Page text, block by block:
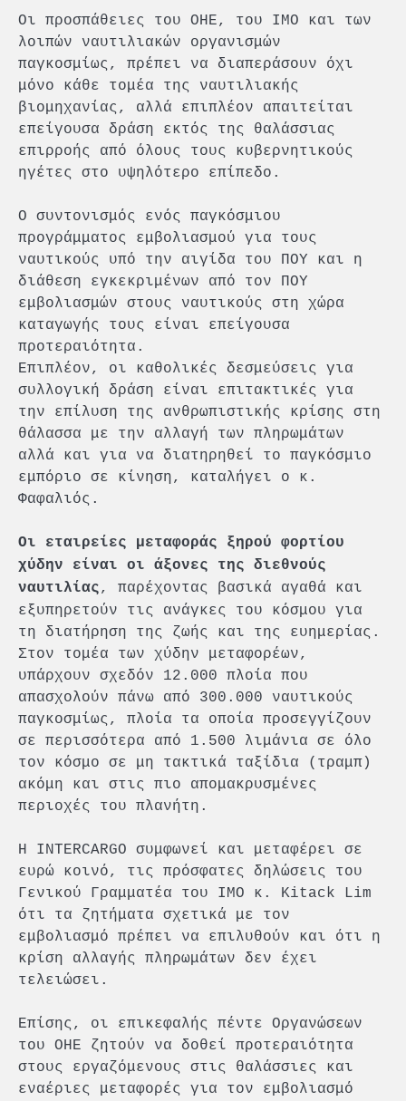
Οι προσπάθειες του ΟΗΕ, του ΙΜΟ και των
λοιπών ναυτιλιακών οργανισμών
παγκοσμίως, πρέπει να διαπεράσουν όχι
μόνο κάθε τομέα της ναυτιλιακής
βιομηχανίας, αλλά επιπλέον απαιτείται
επείγουσα δράση εκτός της θαλάσσιας
επιρροής από όλους τους κυβερνητικούς
ηγέτες στο υψηλότερο επίπεδο.
Ο συντονισμός ενός παγκόσμιου
προγράμματος εμβολιασμού για τους
ναυτικούς υπό την αιγίδα του ΠΟΥ και η
διάθεση εγκεκριμένων από τον ΠΟΥ
εμβολιασμών στους ναυτικούς στη χώρα
καταγωγής τους είναι επείγουσα
προτεραιότητα.
Επιπλέον, οι καθολικές δεσμεύσεις για
συλλογική δράση είναι επιτακτικές για
την επίλυση της ανθρωπιστικής κρίσης στη
θάλασσα με την αλλαγή των πληρωμάτων
αλλά και για να διατηρηθεί το παγκόσμιο
εμπόριο σε κίνηση, καταλήγει ο κ.
Φαφαλιός.
Οι εταιρείες μεταφοράς ξηρού φορτίου
χύδην είναι οι άξονες της διεθνούς
ναυτιλίας, παρέχοντας βασικά αγαθά και
εξυπηρετούν τις ανάγκες του κόσμου για
τη διατήρηση της ζωής και της ευημερίας.
Στον τομέα των χύδην μεταφορέων,
υπάρχουν σχεδόν 12.000 πλοία που
απασχολούν πάνω από 300.000 ναυτικούς
παγκοσμίως, πλοία τα οποία προσεγγίζουν
σε περισσότερα από 1.500 λιμάνια σε όλο
τον κόσμο σε μη τακτικά ταξίδια (τραμπ)
ακόμη και στις πιο απομακρυσμένες
περιοχές του πλανήτη.
Η INTERCARGO συμφωνεί και μεταφέρει σε
ευρώ κοινό, τις πρόσφατες δηλώσεις του
Γενικού Γραμματέα του ΙΜΟ κ. Kitack Lim
ότι τα ζητήματα σχετικά με τον
εμβολιασμό πρέπει να επιλυθούν και ότι η
κρίση αλλαγής πληρωμάτων δεν έχει
τελειώσει.
Επίσης, οι επικεφαλής πέντε Οργανώσεων
του ΟΗΕ ζητούν να δοθεί προτεραιότητα
στους εργαζόμενους στις θαλάσσιες και
εναέριες μεταφορές για τον εμβολιασμό